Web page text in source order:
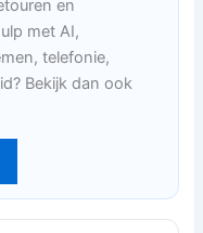
en
met AI,
telefonie,
Bekijk dan ook